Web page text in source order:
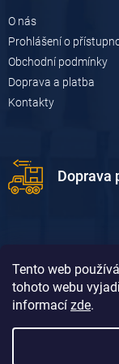
Tento web
tohoto webu
informací zde.
O nás
Prohlášení o
Obchodní podmínky
Doprava a platba
Kontakty
Doprava
Doprava